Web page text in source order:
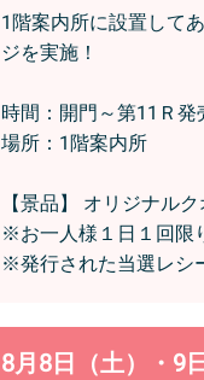
1階案内所に設置して
ジを実施！
時間：開門～第11Ｒ
場所：1階案内所
【景品】 オリジナル
※お一人様１日１回限
※発行された当選レシ
8月8日（土）・9